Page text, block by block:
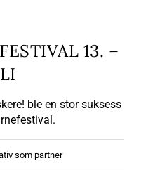
13. –
ble en stor suksess
som partner